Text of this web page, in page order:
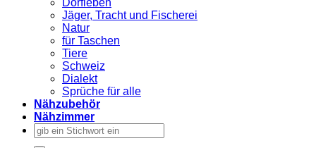
Dorfleben
Jäger, Tracht und Fischerei
Natur
für Taschen
Tiere
Schweiz
Dialekt
Sprüche für alle
Nähzubehör
Nähzimmer
Suchen
nach: